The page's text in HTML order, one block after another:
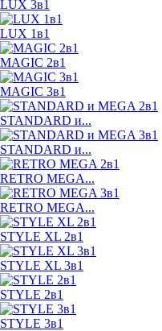
LUX 3в1
LUX 1в1
MAGIC 2в1
MAGIC 3в1
STANDARD и...
STANDARD и...
RETRO MEGA...
RETRO MEGA...
STYLE XL 2в1
STYLE XL 3в1
STYLE 2в1
STYLE 3в1